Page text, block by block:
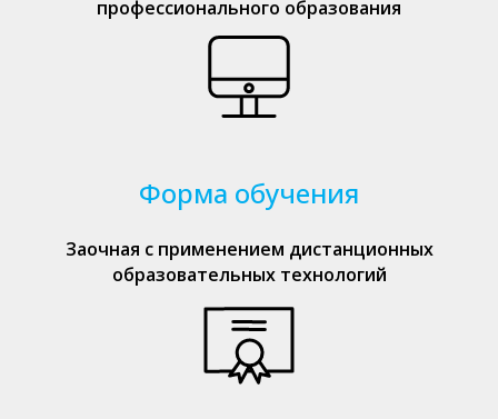
профессионального образования
Форма обучения
Заочная с применением дистанционных
образовательных технологий